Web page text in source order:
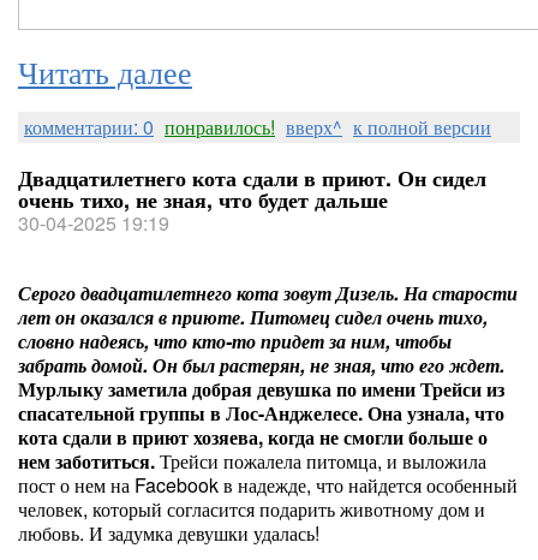
Читать далее
комментарии: 0 понравилось! вверх^ к полной версии
Двадцатилетнего кота сдали в приют. Он сидел
очень тихо, не зная, что будет дальше
30-04-2025 19:19
Серого двадцатилетнего кота зовут Дизель. На старости
лет он оказался в приюте. Питомец сидел очень тихо,
словно надеясь, что кто-то придет за ним, чтобы
забрать домой. Он был растерян, не зная, что его ждет.
Мурлыку заметила добрая девушка по имени Трейси из
спасательной группы в Лос-Анджелесе. Она узнала, что
кота сдали в приют хозяева, когда не смогли больше о
нем заботиться.Трейси пожалела питомца, и выложила
пост о нем на Facebook в надежде, что найдется особенный
человек, который согласится подарить животному дом и
любовь. И задумка девушки удалась!